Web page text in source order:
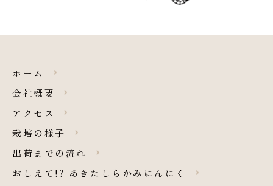
ホーム
会社概要
アクセス
栽培の様子
出荷までの流れ
おしえて!? あきたしらかみにんにく